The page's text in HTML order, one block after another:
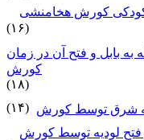
کودکی کورش هخامنشی
(۱۶)
به بابل و فتح آن در زمان
کورش
(۱۸)
شرق توسط کورش (۱۴)
فتح لودیه توسط کورش